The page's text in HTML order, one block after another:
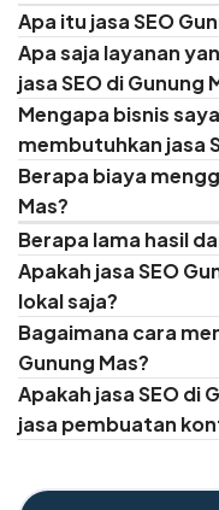
Apa itu jasa SEO
Apa saja layanan
jasa SEO di Gunung
Mengapa bisnis
membutuhkan jasa
Berapa biaya
Mas?
Berapa lama hasil
Apakah jasa SEO
lokal saja?
Bagaimana cara
Gunung Mas?
Apakah jasa SEO di
jasa pembuatan